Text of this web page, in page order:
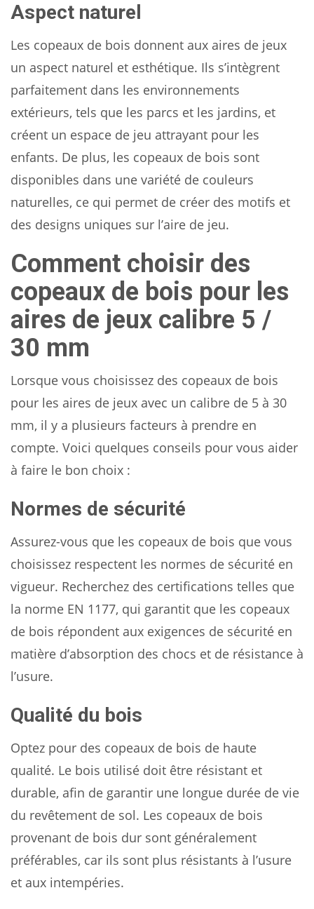
Aspect naturel
Les copeaux de bois donnent aux aires de jeux
un aspect naturel et esthétique. Ils s’intègrent
parfaitement dans les environnements
extérieurs, tels que les parcs et les jardins, et
créent un espace de jeu attrayant pour les
enfants. De plus, les copeaux de bois sont
disponibles dans une variété de couleurs
naturelles, ce qui permet de créer des motifs et
des designs uniques sur l’aire de jeu.
Comment choisir des
copeaux de bois pour les
aires de jeux calibre 5 /
30 mm
Lorsque vous choisissez des copeaux de bois
pour les aires de jeux avec un calibre de 5 à 30
mm, il y a plusieurs facteurs à prendre en
compte. Voici quelques conseils pour vous aider
à faire le bon choix :
Normes de sécurité
Assurez-vous que les copeaux de bois que vous
choisissez respectent les normes de sécurité en
vigueur. Recherchez des certifications telles que
la norme EN 1177, qui garantit que les copeaux
de bois répondent aux exigences de sécurité en
matière d’absorption des chocs et de résistance à
l’usure.
Qualité du bois
Optez pour des copeaux de bois de haute
qualité. Le bois utilisé doit être résistant et
durable, afin de garantir une longue durée de vie
du revêtement de sol. Les copeaux de bois
provenant de bois dur sont généralement
préférables, car ils sont plus résistants à l’usure
et aux intempéries.